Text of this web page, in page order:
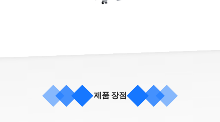
제품 장점